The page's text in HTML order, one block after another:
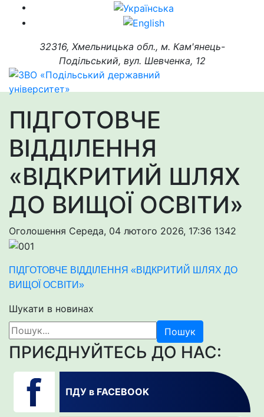
32316, Хмельницька обл., м. Кам'янець-
Подільський, вул. Шевченка, 12
ПІДГОТОВЧЕ
ВІДДІЛЕННЯ
«ВІДКРИТИЙ ШЛЯХ
ДО ВИЩОЇ ОСВІТИ»
Оголошення Середа, 04 лютого 2026, 17:36 1342
ПІДГОТОВЧЕ ВІДДІЛЕННЯ «ВІДКРИТИЙ ШЛЯХ ДО
ВИЩОЇ ОСВІТИ»
Шукати в новинах
Пошук
ПРИЄДНУЙТЕСЬ ДО НАС:
ПДУ в FACEBOOK